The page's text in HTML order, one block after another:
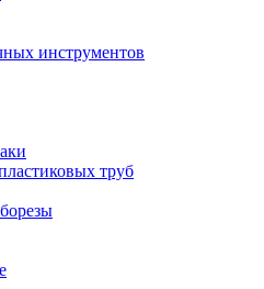
инструментов
труб